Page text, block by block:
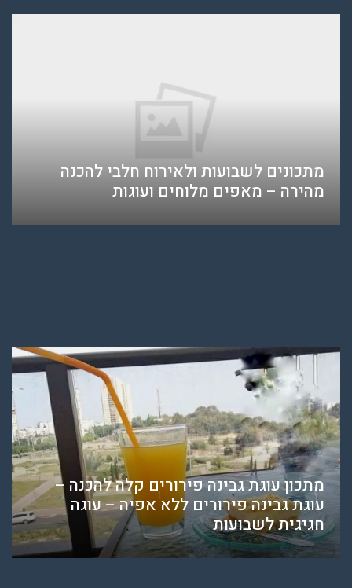
מתכונים לשבועות ולאירוח חלבי להכנה
מהירה – מאפים מלוחים ועוגות
מתכון עוגת גבינה פירורים קלה להכנה –
עוגת גבינה פירורים ללא אפיה – עוגה
חגיגית לשבועות